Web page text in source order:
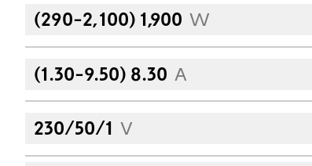
(290-2,100ׂׂ) 1,900 W
(1.30-9.50) 8.30 A
230/50/1 V